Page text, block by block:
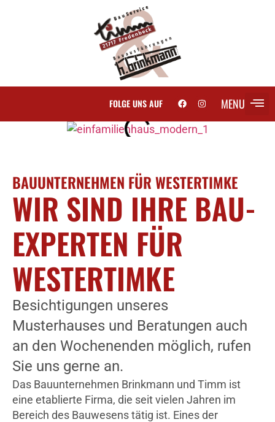
FOLGE UNS AUF MENU
BAUUNTERNEHMEN FÜR WESTERTIMKE
WIR SIND IHRE BAU-
EXPERTEN FÜR
WESTERTIMKE
Besichtigungen unseres
Musterhauses und Beratungen auch
an den Wochenenden möglich, rufen
Sie uns gerne an.
Das Bauunternehmen Brinkmann und Timm ist
eine etablierte Firma, die seit vielen Jahren im
Bereich des Bauwesens tätig ist. Eines der